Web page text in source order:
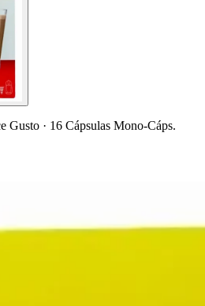
Gusto · 16 Cápsulas Mono-Cáps.